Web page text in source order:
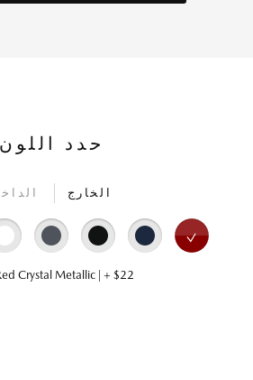
حدد اللون
الخارج
Crystal Metallic | + $22